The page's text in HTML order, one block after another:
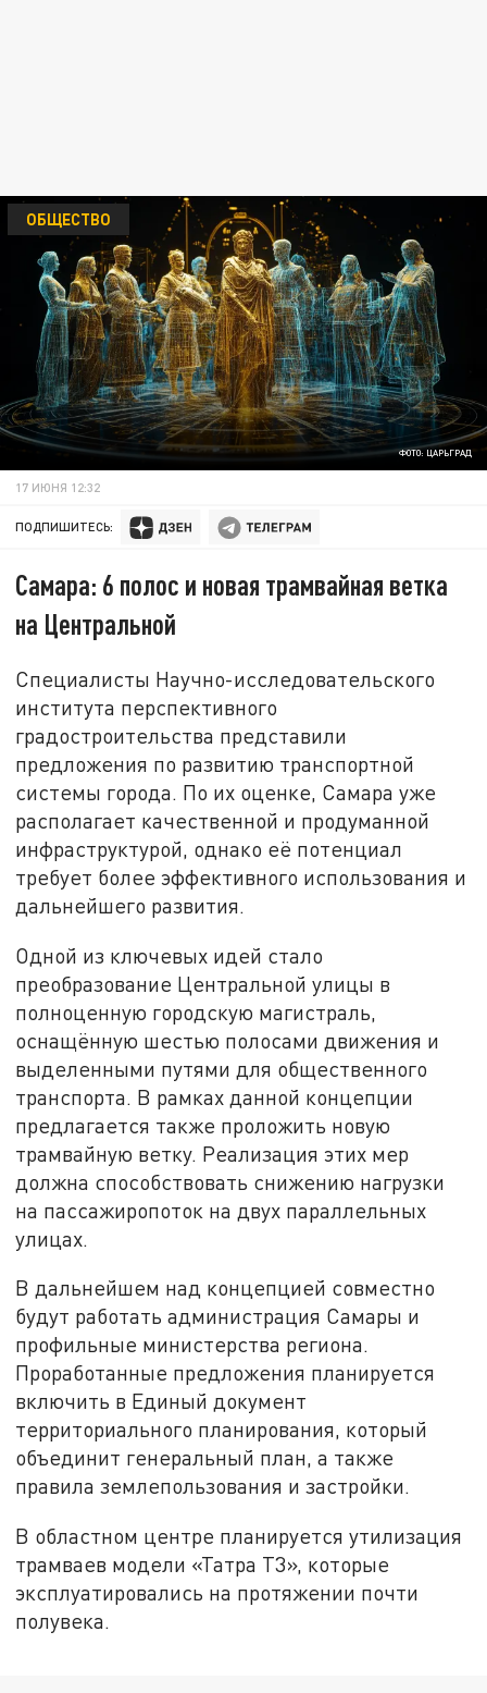
ФОТО: ЦАРЬГРАД
ОБЩЕСТВО
17 ИЮНЯ 12:32
ПОДПИШИТЕСЬ:
Самара: 6 полос и новая трамвайная ветка
на Центральной
Специалисты Научно-исследовательского
института перспективного
градостроительства представили
предложения по развитию транспортной
системы города. По их оценке, Самара уже
располагает качественной и продуманной
инфраструктурой, однако её потенциал
требует более эффективного использования и
дальнейшего развития.
Одной из ключевых идей стало
преобразование Центральной улицы в
полноценную городскую магистраль,
оснащённую шестью полосами движения и
выделенными путями для общественного
транспорта. В рамках данной концепции
предлагается также проложить новую
трамвайную ветку. Реализация этих мер
должна способствовать снижению нагрузки
на пассажиропоток на двух параллельных
улицах.
В дальнейшем над концепцией совместно
будут работать администрация Самары и
профильные министерства региона.
Проработанные предложения планируется
включить в Единый документ
территориального планирования, который
объединит генеральный план, а также
правила землепользования и застройки.
В областном центре планируется утилизация
трамваев модели «Татра Т3», которые
эксплуатировались на протяжении почти
полувека.